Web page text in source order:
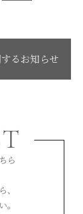
るお知らせ
ら
、
。